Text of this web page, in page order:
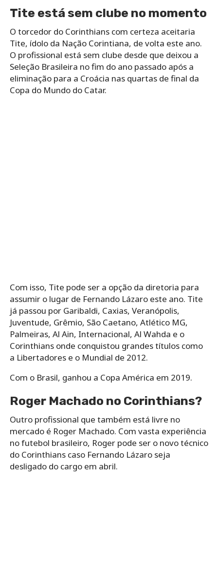
Tite está sem clube no momento
O torcedor do Corinthians com certeza aceitaria
Tite, ídolo da Nação Corintiana, de volta este ano.
O profissional está sem clube desde que deixou a
Seleção Brasileira no fim do ano passado após a
eliminação para a Croácia nas quartas de final da
Copa do Mundo do Catar.
Com isso, Tite pode ser a opção da diretoria para
assumir o lugar de Fernando Lázaro este ano. Tite
já passou por Garibaldi, Caxias, Veranópolis,
Juventude, Grêmio, São Caetano, Atlético MG,
Palmeiras, Al Ain, Internacional, Al Wahda e o
Corinthians onde conquistou grandes títulos como
a Libertadores e o Mundial de 2012.
Com o Brasil, ganhou a Copa América em 2019.
Roger Machado no Corinthians?
Outro profissional que também está livre no
mercado é Roger Machado. Com vasta experiência
no futebol brasileiro, Roger pode ser o novo técnico
do Corinthians caso Fernando Lázaro seja
desligado do cargo em abril.